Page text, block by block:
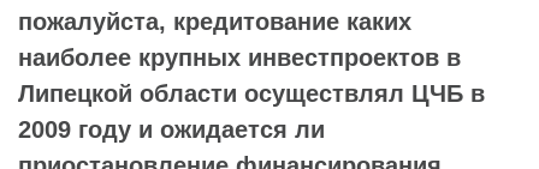
пожалуйста, кредитование каких
наиболее крупных инвестпроектов в
Липецкой области осуществлял ЦЧБ в
2009 году и ожидается ли